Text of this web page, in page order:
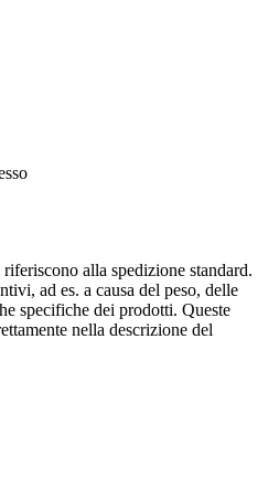
alla spedizione standard.
ad es. a causa del peso, delle
specifiche dei prodotti. Queste
nella descrizione del